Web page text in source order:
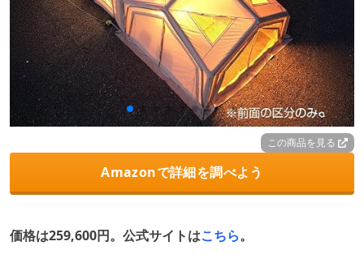
この商品を見る
Amazonで詳細を調べよう
価格は259,600円。公式サイトはこちら。